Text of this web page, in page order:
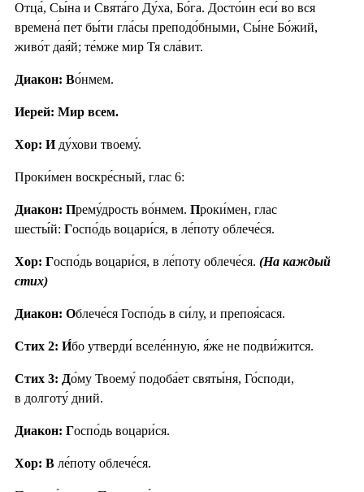
Отца́, Сы́на и Свята́го Ду́ха, Бо́га. Досто́ин еси́ во вся
времена́ пет бы́ти гла́сы преподо́бными, Сы́не Бо́жий,
живо́т дая́й; те́мже мир Тя сла́вит.
Диакон: Во́нмем.
Иерей: Мир всем.
Хор: Иду́хови твоему́.
Проки́мен воскре́сный, глас 6:
Диакон: Прему́дрость во́нмем. Проки́мен, глас
шесты́й: Госпо́дь воцари́ся, в ле́поту облече́ся.
Хор: Госпо́дь воцари́ся, в ле́поту облече́ся. (На каждый
стих)
Диакон: Облече́ся Госпо́дь в си́лу, и препоя́сася.
Стих 2: И́бо утверди́ вселе́нную, я́же не подви́жится.
Стих 3: До́му Твоему́ подоба́ет святы́ня, Го́споди,
в долготу́ дний.
Диакон: Госпо́дь воцари́ся.
Хор: В ле́поту облече́ся.